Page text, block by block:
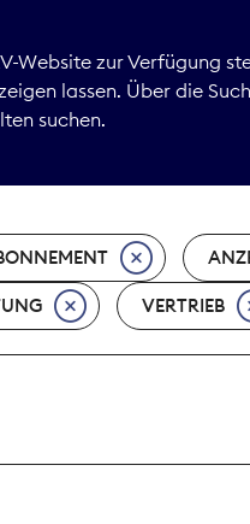
Website zur Verfügung
lassen. Über die
suchen.
VERTRIEB